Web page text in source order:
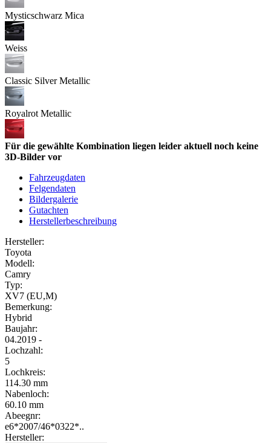
Mysticschwarz Mica
Weiss
Classic Silver Metallic
Royalrot Metallic
Für die gewählte Kombination liegen leider aktuell noch keine
3D-Bilder vor
Fahrzeugdaten
Felgendaten
Bildergalerie
Gutachten
Herstellerbeschreibung
Hersteller:
Toyota
Modell:
Camry
Typ:
XV7 (EU,M)
Bemerkung:
Hybrid
Baujahr:
04.2019 -
Lochzahl:
5
Lochkreis:
114.30 mm
Nabenloch:
60.10 mm
Abeegnr:
e6*2007/46*0322*..
Hersteller: